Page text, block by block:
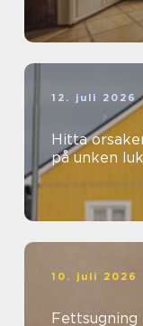
12. juli 2026
Hitta
på unken
10. juli 2026
Fettsugning